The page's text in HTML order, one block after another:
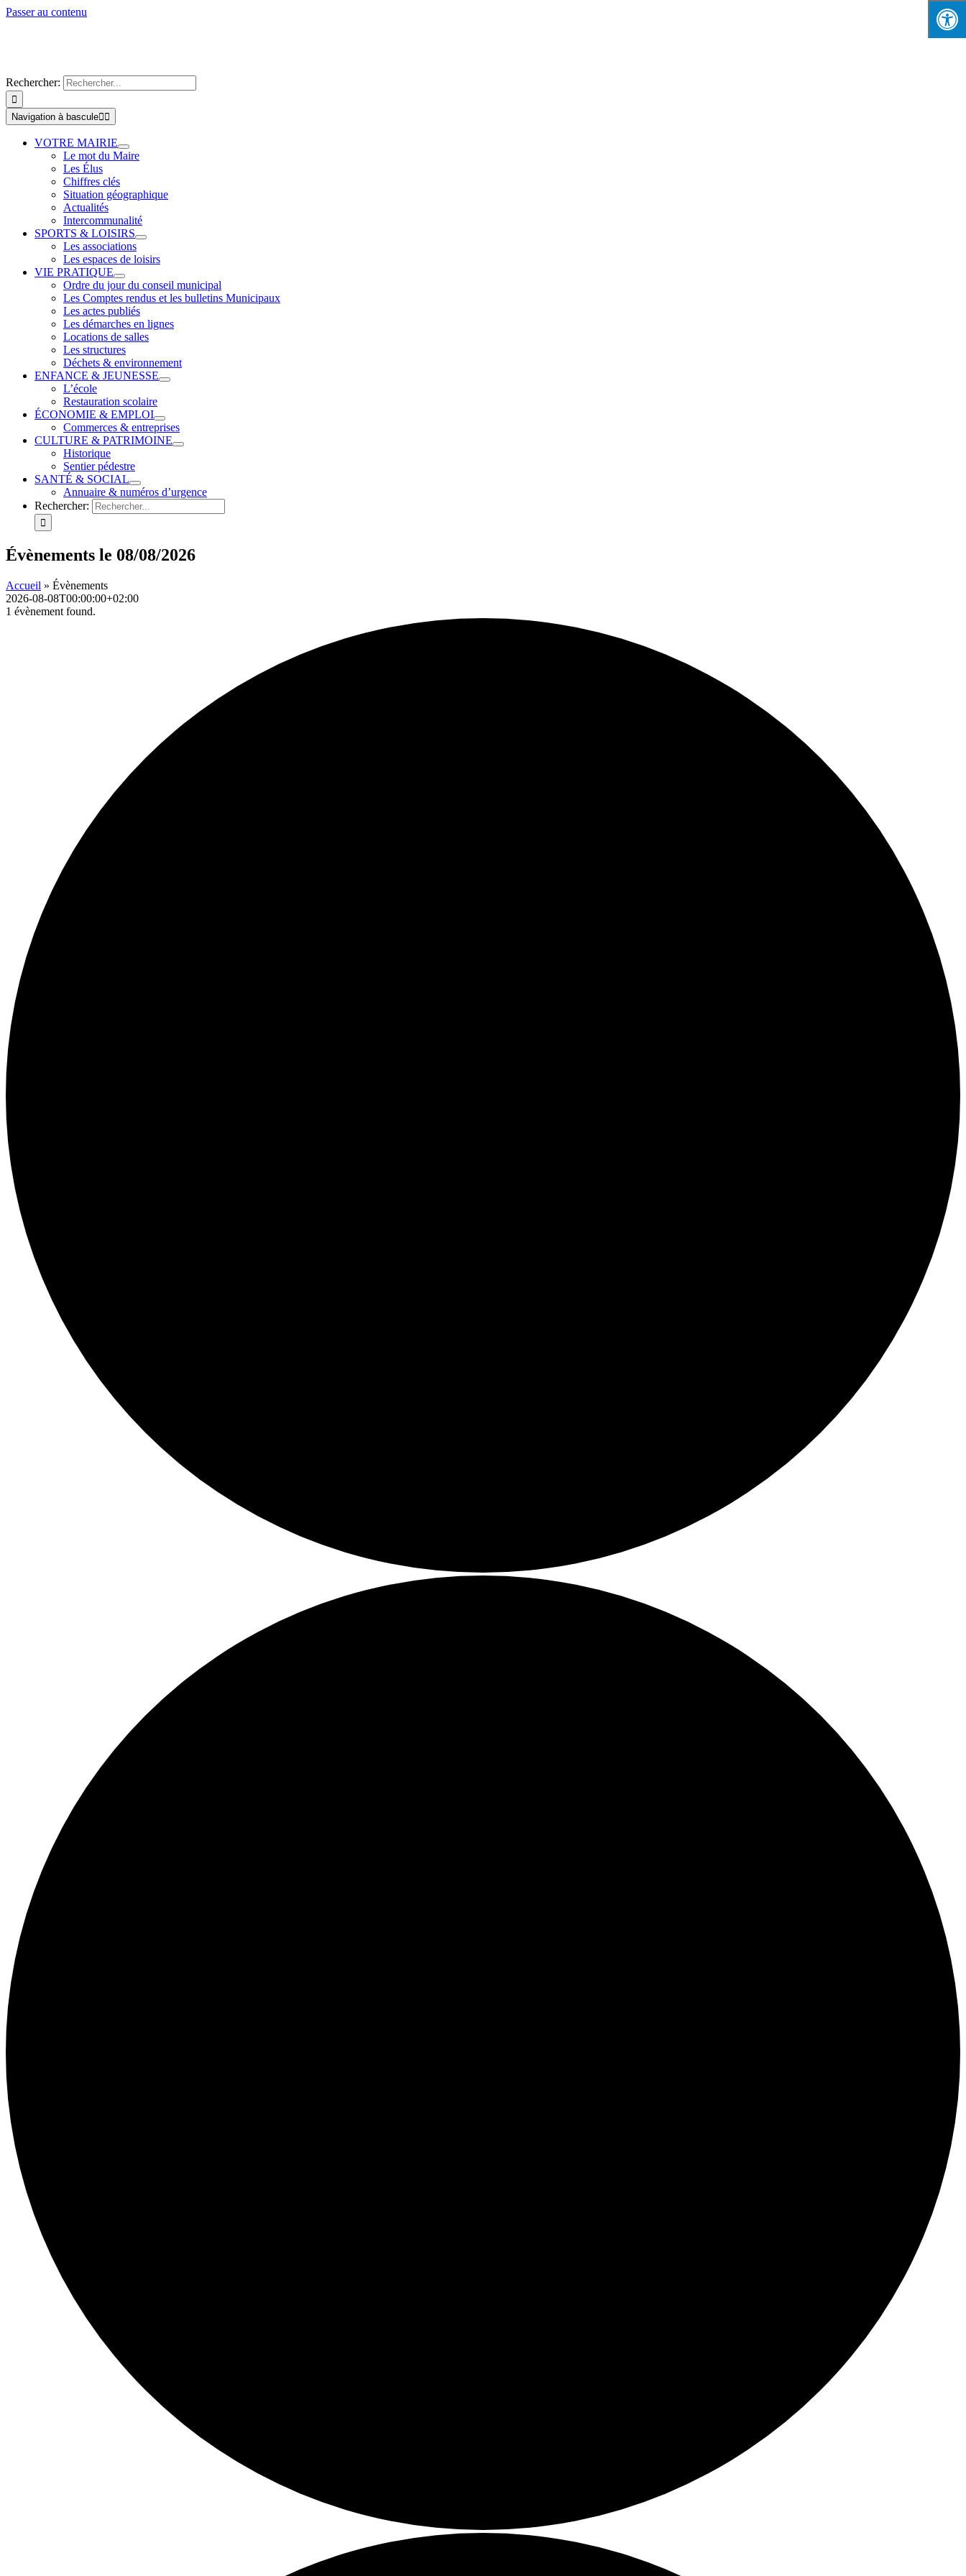
Passer au contenu
Rechercher:
Navigation à bascule
VOTRE MAIRIE
Le mot du Maire
Les Élus
Chiffres clés
Situation géographique
Actualités
Intercommunalité
SPORTS & LOISIRS
Les associations
Les espaces de loisirs
VIE PRATIQUE
Ordre du jour du conseil municipal
Les Comptes rendus et les bulletins Municipaux
Les actes publiés
Les démarches en lignes
Locations de salles
Les structures
Déchets & environnement
ENFANCE & JEUNESSE
L’école
Restauration scolaire
ÉCONOMIE & EMPLOI
Commerces & entreprises
CULTURE & PATRIMOINE
Historique
Sentier pédestre
SANTÉ & SOCIAL
Annuaire & numéros d’urgence
Rechercher:
Évènements le 08/08/2026
Accueil » Évènements
2026-08-08T00:00:00+02:00
1 évènement found.